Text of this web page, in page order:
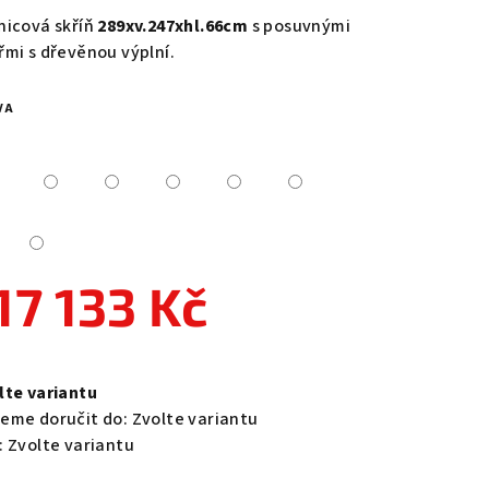
skříň 289xv.247xhl.66cm s posuvnými
s dřevěnou výplní.
133 Kč
variantu
doručit do: Zvolte variantu
Zvolte variantu